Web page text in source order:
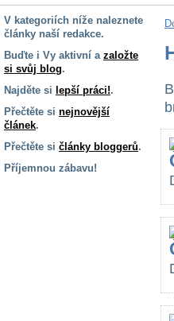
V kategoriích níže naleznete
články naší redakce.
Buďte i Vy aktivní a založte
si svůj blog.
Najděte si lepší práci!.
Přečtěte si nejnovější
článek.
Přečtěte si články bloggerů.
Příjemnou zábavu!